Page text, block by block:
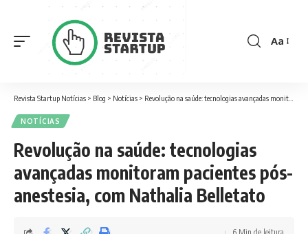
Font
Aa
Revista Startup Notícias > Blog > Notícias > Revolução na saúde: tecnologias avançadas monitoram pacientes pós-anestesia, com Nathalia Belletato
NOTÍCIAS
Revolução na saúde: tecnologias
avançadas monitoram pacientes pós-
anestesia, com Nathalia Belletato